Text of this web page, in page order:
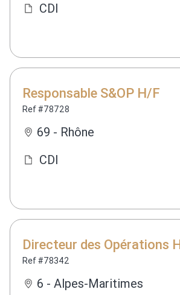
CDI
Responsable S&OP H/F
Ref #78728
69 - Rhône
CDI
Directeur des Opérations
Ref #78342
6 - Alpes-Maritimes